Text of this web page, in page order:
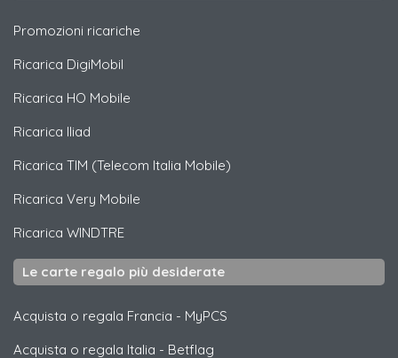
Promozioni ricariche
Ricarica DigiMobil
Ricarica HO Mobile
Ricarica Iliad
Ricarica TIM (Telecom Italia Mobile)
Ricarica Very Mobile
Ricarica WINDTRE
Le carte regalo più desiderate
Acquista o regala Francia - MyPCS
Acquista o regala Italia - Betflag